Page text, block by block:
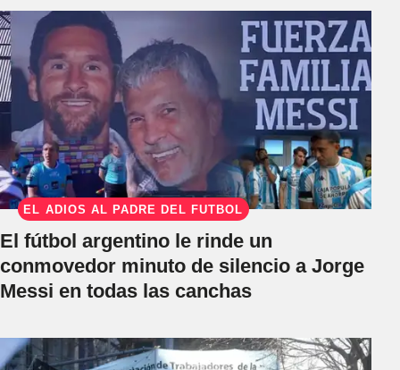
EL ADIÓS AL PADRE DEL FÚTBOL
El fútbol argentino le rinde un
conmovedor minuto de silencio a Jorge
Messi en todas las canchas